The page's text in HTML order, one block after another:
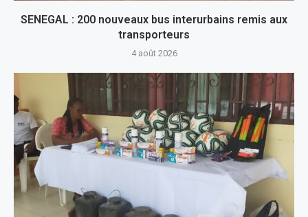
SENEGAL : 200 nouveaux bus interurbains remis aux
transporteurs
4 août 2026